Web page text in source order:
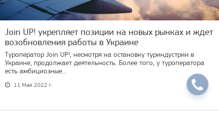
Join UP! укрепляет позиции на новых рынках и ждет
возобновления работы в Украине
Туроператор Join UP!, несмотря на остановку туриндустрии в
Украине, продолжает деятельность. Более того, у туроператора
есть амбициозные...
11 Мая 2022 г.